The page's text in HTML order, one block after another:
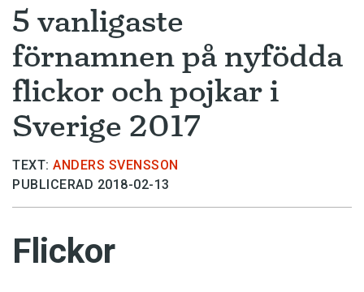
5 vanligaste
förnamnen på nyfödda
flickor och pojkar i
Sverige 2017
TEXT: ANDERS SVENSSON
PUBLICERAD 2018-02-13
Flickor